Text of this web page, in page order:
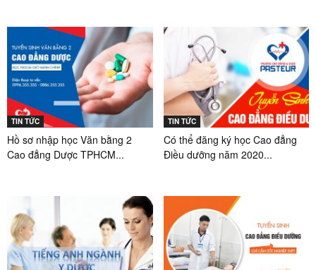
TIN TỨC
Hồ sơ nhập học Văn bằng 2
Cao đẳng Dược TPHCM...
TIN TỨC
Có thể đăng ký học Cao đẳng
Điều dưỡng năm 2020...